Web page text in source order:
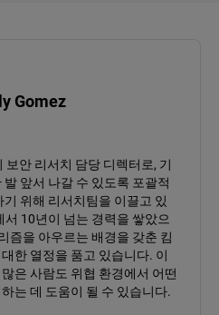
Gomez
안 리서치 담당 디렉터로, 기
앞서 나갈 수 있도록 포괄적
위해 리서치팀을 이끌고 있
10년이 넘는 경력을 쌓았으
즘을 아우르는 배경을 갖춘 킴
한 열정을 품고 있습니다. 이
은 사람도 위협 환경에서 어떤
는 데 도움이 될 수 있습니다.